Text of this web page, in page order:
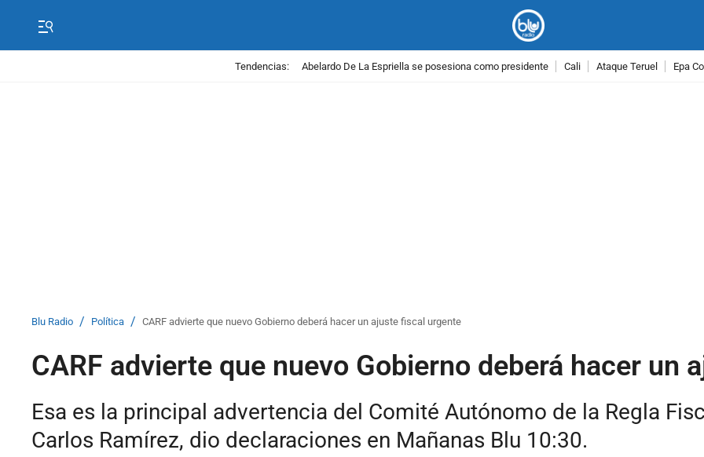
Tendencias: Abelardo De La Espriella se posesiona como presidente Cali Ataque Teruel Epa
Blu Radio / Política / CARF advierte que nuevo Gobierno deberá hacer un ajuste fiscal urgente
CARF advierte que nuevo Gobierno deberá hacer un
Esa es la principal advertencia del Comité Autónomo de la Regla
Carlos Ramírez, dio declaraciones en Mañanas Blu 10:30.